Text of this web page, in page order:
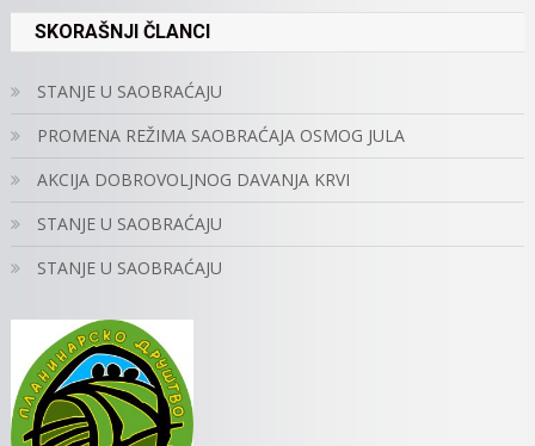
SKORAŠNJI ČLANCI
STANJE U SAOBRAĆAJU
PROMENA REŽIMA SAOBRAĆAJA OSMOG JULA
AKCIJA DOBROVOLJNOG DAVANJA KRVI
STANJE U SAOBRAĆAJU
STANJE U SAOBRAĆAJU